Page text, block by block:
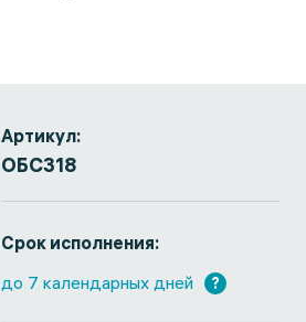
Артикул:
ОБС318
Срок исполнения:
до 7 календарных дней
?